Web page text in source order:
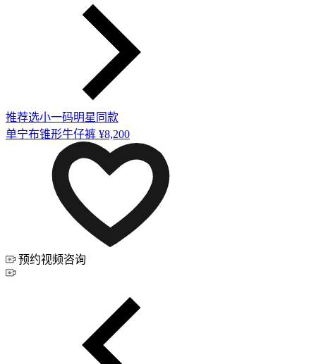
推荐选小一码明星同款
单宁布锥形牛仔裤 ¥8,200
预约视频咨询